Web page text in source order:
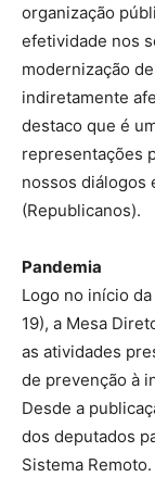
organização
efetividade nos
modernização
indiretamente
destaco que é
representações
nossos diálogos
(Republicanos).
Pandemia
Logo no início
19), a Mesa
as atividades
de prevenção à
Desde a
dos deputados
Sistema